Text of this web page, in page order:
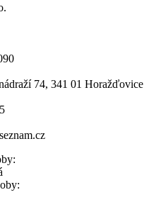
74, 341 01 Horažďovice